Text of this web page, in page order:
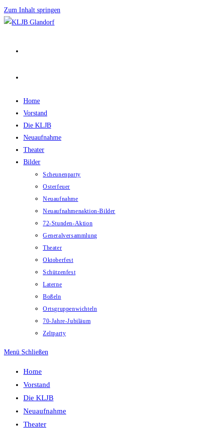
Zum Inhalt springen
Home
Vorstand
Die KLJB
Neuaufnahme
Theater
Bilder
Scheunenparty
Osterfeuer
Neuaufnahme
Neuaufnahmenaktion-Bilder
72-Stunden-Aktion
Generalversammlung
Theater
Oktoberfest
Schützenfest
Laterne
Boßeln
Ortsgruppenwichteln
70-Jahre-Jubiläum
Zeltparty
Menü Schließen
Home
Vorstand
Die KLJB
Neuaufnahme
Theater